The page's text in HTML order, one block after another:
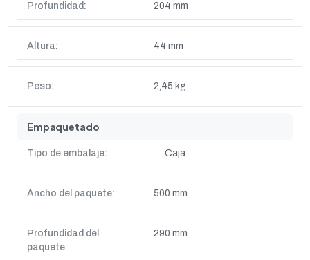
Profundidad: 204 mm
Altura: 44 mm
Peso: 2,45 kg
Empaquetado
Tipo de embalaje: Caja
Ancho del paquete: 500 mm
Profundidad del
paquete:
290 mm